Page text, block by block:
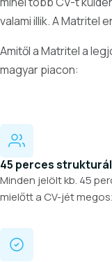
valami illik. A Matritel
Amitől a Matritel a
magyar piacon:
45 perces
Minden jelölt kb. 45
mielőtt a CV-jét